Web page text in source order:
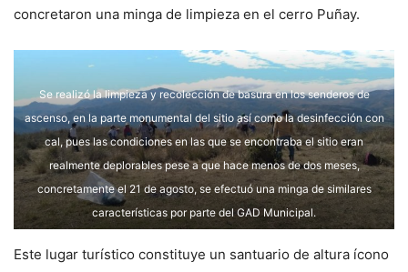
concretaron una minga de limpieza en el cerro Puñay.
Se realizó la limpieza y recolección de basura en los senderos de
ascenso, en la parte monumental del sitio así como la desinfección con
cal, pues las condiciones en las que se encontraba el sitio eran
realmente deplorables pese a que hace menos de dos meses,
concretamente el 21 de agosto, se efectuó una minga de similares
características por parte del GAD Municipal.
Este lugar turístico constituye un santuario de altura ícono